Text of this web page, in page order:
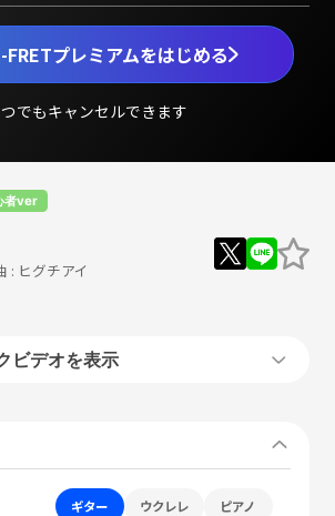
FRETプレミアムをはじめる
でもキャンセルできます
者ver
: ヒグチアイ
ビデオを表示
ギター ウクレレ ピアノ